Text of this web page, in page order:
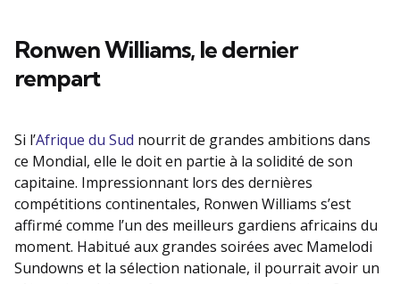
Ronwen Williams, le dernier
rempart
Si l’Afrique du Sud nourrit de grandes ambitions dans
ce Mondial, elle le doit en partie à la solidité de son
capitaine. Impressionnant lors des dernières
compétitions continentales, Ronwen Williams s’est
affirmé comme l’un des meilleurs gardiens africains du
moment. Habitué aux grandes soirées avec Mamelodi
Sundowns et la sélection nationale, il pourrait avoir un